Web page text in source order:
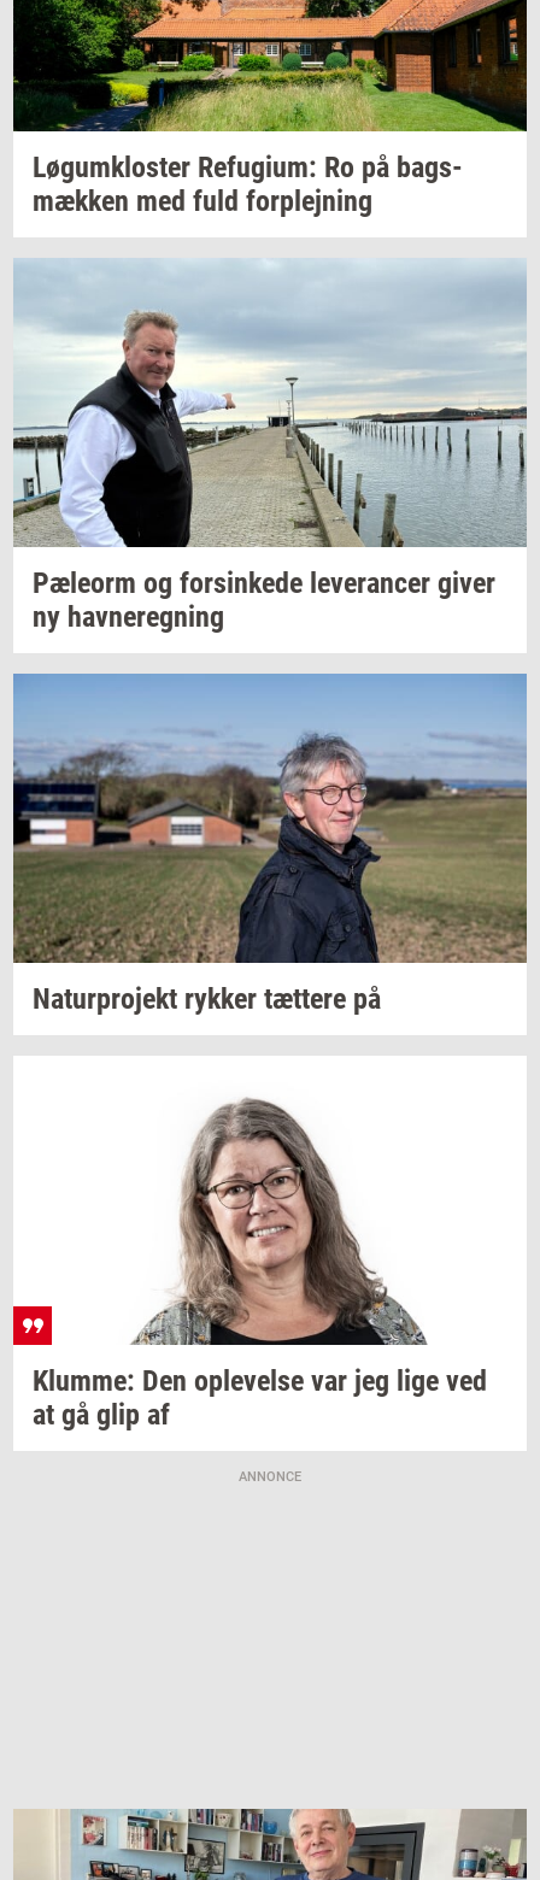
Løgum­klo­ster Re­fu­gi­um: Ro på bags­
mæk­ken med fuld for­plej­ning
Pæle­orm og for­sin­ke­de le­ve­ran­cer giver
ny hav­ne­reg­ning
Na­tur­pro­jekt ryk­ker tæt­te­re på
Klum­me: Den op­le­vel­se var jeg lige ved
at gå glip af
ANNONCE